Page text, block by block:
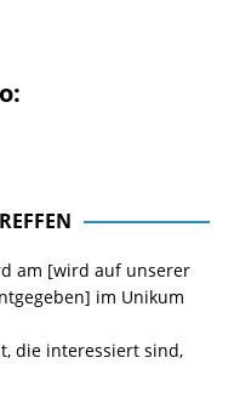
am [wird auf unserer
im Unikum
die interessiert sind,